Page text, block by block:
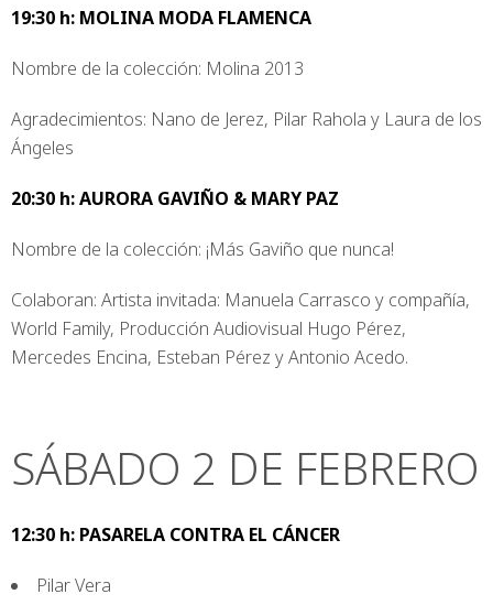
19:30 h: MOLINA MODA FLAMENCA
Nombre de la colección: Molina 2013
Agradecimientos: Nano de Jerez, Pilar Rahola y Laura de los
Ángeles
20:30 h: AURORA GAVIÑO & MARY PAZ
Nombre de la colección: ¡Más Gaviño que nunca!
Colaboran: Artista invitada: Manuela Carrasco y compañía,
World Family, Producción Audiovisual Hugo Pérez,
Mercedes Encina, Esteban Pérez y Antonio Acedo.
SÁBADO 2 DE FEBRERO
12:30 h: PASARELA CONTRA EL CÁNCER
Pilar Vera